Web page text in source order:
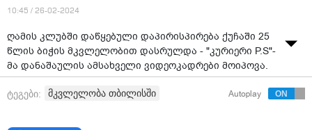
10:45 / 26-02-2024
ღამის კლუბში დაწყებული დაპირისპირება ქუჩაში 25
წლის ბიჭის მკვლელობით დასრულდა - "კურიერი P.S"-
მა დანაშაულის ამსახველი ვიდეოკადრები მოიპოვა.
იხილეთ ვიდეო სრულად:
ტეგები: მკვლელობა თბილისში Autoplay